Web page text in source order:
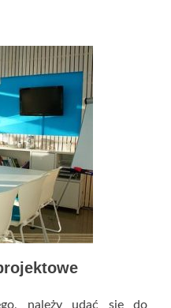
należy udać się do